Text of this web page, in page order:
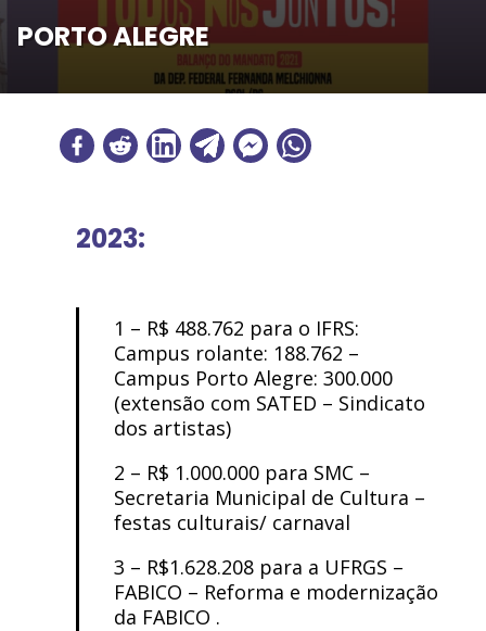
PORTO ALEGRE
2023:
1 – R$ 488.762 para o IFRS:
Campus rolante: 188.762 –
Campus Porto Alegre: 300.000
(extensão com SATED – Sindicato
dos artistas)
2 – R$ 1.000.000 para SMC –
Secretaria Municipal de Cultura –
festas culturais/ carnaval
3 – R$1.628.208 para a UFRGS –
FABICO – Reforma e modernização
da FABICO .